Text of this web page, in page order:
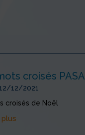
croisés PASA
12/2021
croisés de Noël
plus